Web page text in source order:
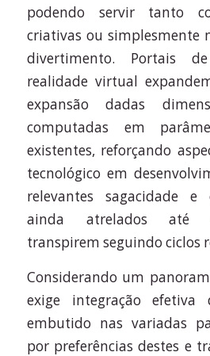
podendo servir tanto
criativas ou simplesmente
divertimento. Portais
realidade virtual
expansão dadas
computadas em
existentes, reforçando
tecnológico em
relevantes sagacidade e
ainda atrelados até
transpirem seguindo ciclos
Considerando um
exige integração efetiva
embutido nas variadas
por preferências destes e